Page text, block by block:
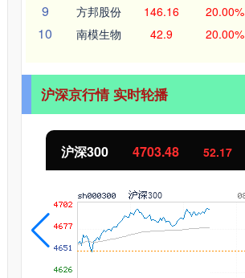
9 方邦股份 146.16 20.00%
10 南模生物 42.9 20.00%
沪深京行情 实时轮播
北证50 1131.93 9.05